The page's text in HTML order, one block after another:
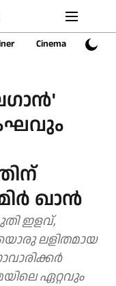
Cinema Sports
ഖാന്‍
ഇളവ്,
ലളിതമായ
ഏറ്റവും